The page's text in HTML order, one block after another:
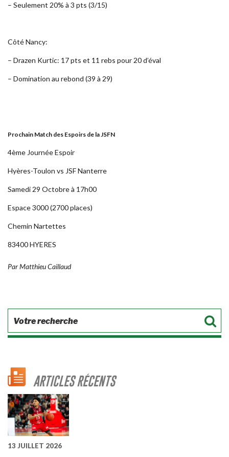
– Seulement 20% à 3 pts (3/15)
Côté Nancy:
– Drazen Kurtic: 17 pts et 11 rebs pour 20 d’éval
– Domination au rebond (39 à 29)
Prochain Match des Espoirs de la JSFN
4ème Journée Espoir
Hyères-Toulon vs JSF Nanterre
Samedi 29 Octobre à 17h00
Espace 3000 (2700 places)
Chemin Nartettes
83400 HYERES
Par Matthieu Caillaud
ARTICLES RÉCENTS
13 JUILLET 2026